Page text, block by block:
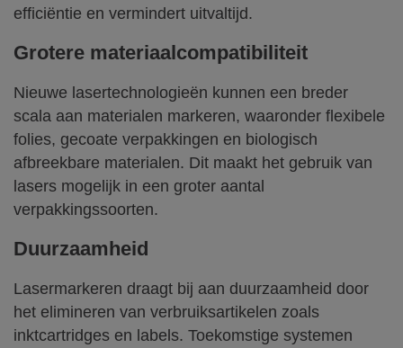
efficiëntie en vermindert uitvaltijd.
Grotere materiaalcompatibiliteit
Nieuwe lasertechnologieën kunnen een breder
scala aan materialen markeren, waaronder flexibele
folies, gecoate verpakkingen en biologisch
afbreekbare materialen. Dit maakt het gebruik van
lasers mogelijk in een groter aantal
verpakkingssoorten.
Duurzaamheid
Lasermarkeren draagt bij aan duurzaamheid door
het elimineren van verbruiksartikelen zoals
inktcartridges en labels. Toekomstige systemen